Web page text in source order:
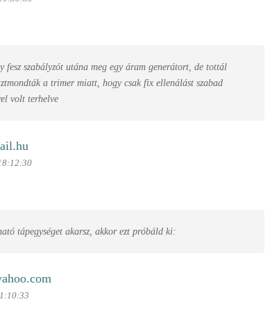
fesz szabályzót utána meg egy áram generátort, de tottál
a trimer miatt, hogy csak fix ellenálást szabad
volt terhelve
tápegységet akarsz, akkor ezt próbáld ki: